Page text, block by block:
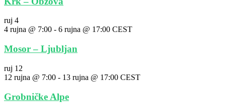
ruj 4
4 rujna @ 7:00 - 6 rujna @ 17:00 CEST
Mosor – Ljubljan
ruj 12
12 rujna @ 7:00 - 13 rujna @ 17:00 CEST
Grobničke Alpe